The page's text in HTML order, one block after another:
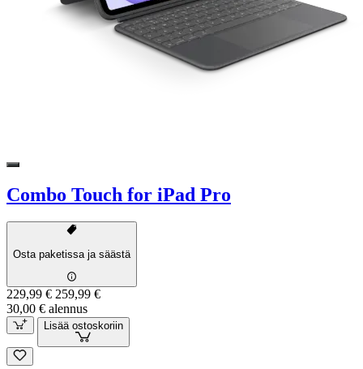
Combo Touch for iPad Pro
Osta paketissa ja säästä
229,99 € 259,99 €
30,00 € alennus
Lisää ostoskoriin